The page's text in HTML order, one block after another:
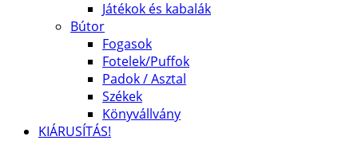
Játékok és kabalák
Bútor
Fogasok
Fotelek/Puffok
Padok / Asztal
Székek
Könyvállvány
KIÁRUSÍTÁS!